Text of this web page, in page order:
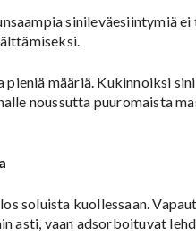
sinileväesiintymiä
pieniä määriä. Kukinnoiksi
noussutta puuromaista
soluista kuollessaan.
asti, vaan adsorboituvat